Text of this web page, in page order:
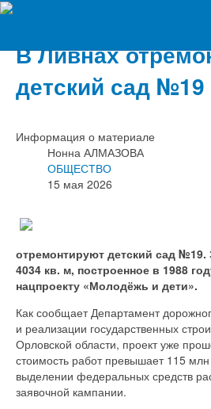
В Ливнах
детский сад №19
Информация о материале
Нонна АЛМАЗОВА
ОБЩЕСТВО
15 мая 2026
отремонтируют детский сад
4034 кв. м, построенное в 1988
нацпроекту «Молодёжь и дети».
Как сообщает Департамент
и реализации государственных
Орловской области, проект уже
стоимость работ превышает 115
выделении федеральных средств
заявочной кампании.